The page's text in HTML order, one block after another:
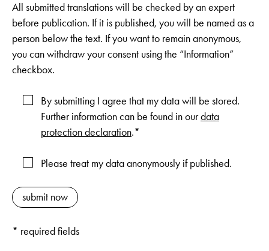
All submitted translations will be checked by an expert
before publication. If it is published, you will be named as a
person below the text. If you want to remain anonymous,
you can withdraw your consent using the “Information”
checkbox.
By submitting I agree that my data will be stored.
Further information can be found in ourdata
protection declaration.*
Please treat my data anonymously if published.
* required fields